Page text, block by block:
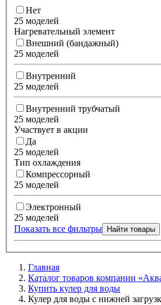
Нет
25 моделей
Нагревательный элемент
Внешний (бандажный)
25 моделей
Внутренний
25 моделей
Внутренний трубчатый
25 моделей
Участвует в акции
Да
25 моделей
Тип охлаждения
Компрессорный
25 моделей
Электронный
25 моделей
Показать все фильтры
Найти товары
Главная
Каталог товаров компании
Купить кулер для воды
Кулер для воды с нижней